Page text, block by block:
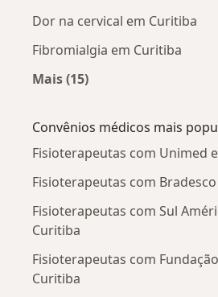
Dor na cervical em Curitiba
Fibromialgia em Curitiba
Mais (15)
Convênios médicos mais
Fisioterapeutas com Unimed
Fisioterapeutas com
Fisioterapeutas com Sul
Curitiba
Fisioterapeutas com
Curitiba